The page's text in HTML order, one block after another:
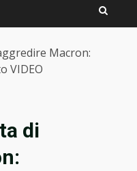
Macron:
VIDEO
di